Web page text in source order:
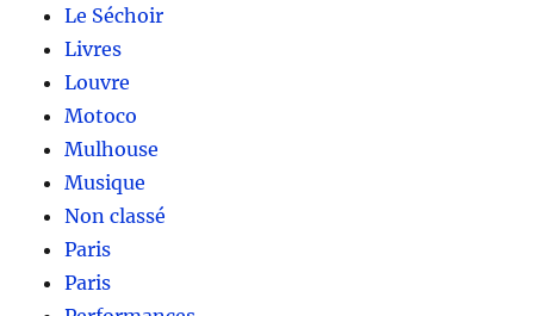
Le Séchoir
Livres
Louvre
Motoco
Mulhouse
Musique
Non classé
Paris
Paris